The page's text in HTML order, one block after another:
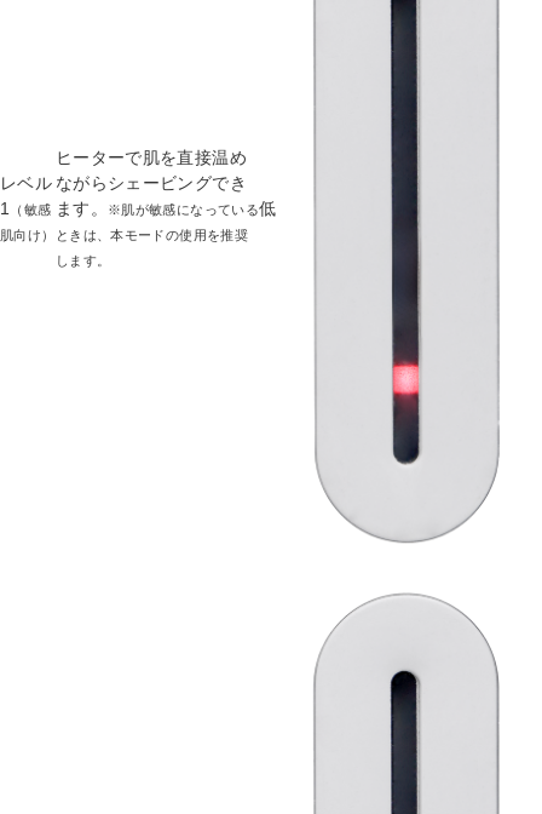
レベル
1
（敏感
肌向け）
ヒーターで肌を直接温め
ながらシェービングでき
ます。
※肌が敏感になっている
ときは、本モードの使用を推奨
します。
低